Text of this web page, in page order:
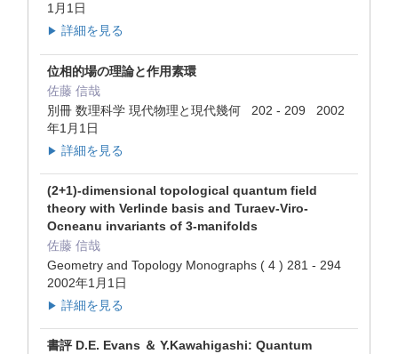
1月1日
▶ 詳細を見る
位相的場の理論と作用素環
佐藤 信哉
別冊 数理科学 現代物理と現代幾何 202 - 209 2002
年1月1日
▶ 詳細を見る
(2+1)-dimensional topological quantum field
theory with Verlinde basis and Turaev-Viro-
Ocneanu invariants of 3-manifolds
佐藤 信哉
Geometry and Topology Monographs ( 4 ) 281 - 294
2002年1月1日
▶ 詳細を見る
書評 D.E. Evans ＆ Y.Kawahigashi: Quantum